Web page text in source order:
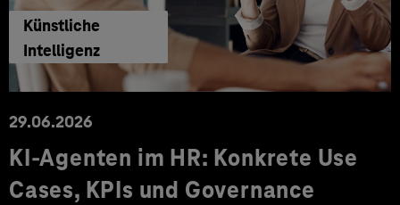
Künstliche
Intelligenz
29.06.2026
KI‑Agenten im HR: Konkrete Use
Cases, KPIs und Governance